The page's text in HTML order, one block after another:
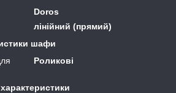
Doros
лінійний (прямий)
шафи
Роликові